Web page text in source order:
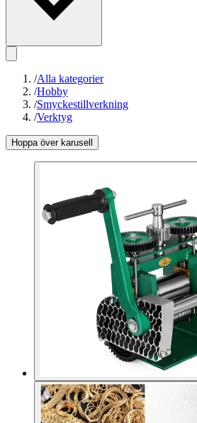
/Alla kategorier
/Hobby
/Smyckestillverkning
/Verktyg
Hoppa över karusell